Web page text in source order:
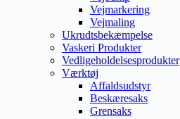
Vejmarkering
Vejmaling
Ukrudtsbekæmpelse
Vaskeri Produkter
Vedligeholdelsesprodukter
Værktøj
Affaldsudstyr
Beskæresaks
Grensaks